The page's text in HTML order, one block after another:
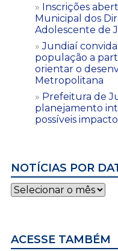
Inscrições
Municipal dos
Adolescente de
Jundiaí
população a
orientar o
Metropolitana
Prefeitura de
planejamento
possíveis
NOTÍCIAS POR
Notícias
por
ACESSE TAMBÉM